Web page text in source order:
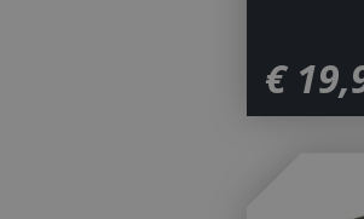
€ 19,